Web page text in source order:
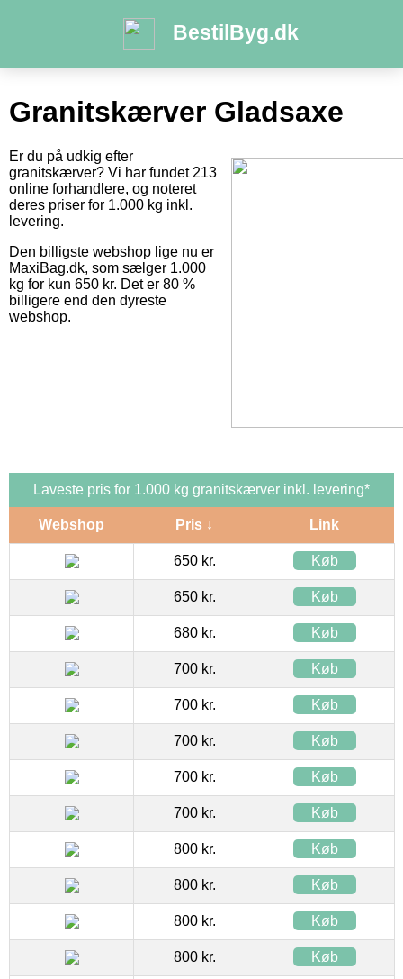
BestilByg.dk
Granitskærver Gladsaxe
Er du på udkig efter
granitskærver? Vi har fundet 213
online forhandlere, og noteret
deres priser for 1.000 kg inkl.
levering.
Den billigste webshop lige nu er
MaxiBag.dk, som sælger 1.000
kg for kun 650 kr. Det er 80 %
billigere end den dyreste
webshop.
Laveste pris for 1.000 kg granitskærver inkl. levering*
Webshop Pris ↓ Link
650 kr. Køb
650 kr. Køb
680 kr. Køb
700 kr. Køb
700 kr. Køb
700 kr. Køb
700 kr. Køb
700 kr. Køb
800 kr. Køb
800 kr. Køb
800 kr. Køb
800 kr. Køb